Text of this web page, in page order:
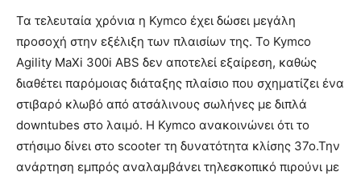
Τα τελευταία χρόνια η Kymco έχει δώσει μεγάλη
προσοχή στην εξέλιξη των πλαισίων της. Το Kymco
Agility MaXi 300i ABS δεν αποτελεί εξαίρεση, καθώς
διαθέτει παρόμοιας διάταξης πλαίσιο που σχηματίζει ένα
στιβαρό κλωβό από ατσάλινους σωλήνες με διπλά
downtubes στο λαιμό. Η Kymco ανακοινώνει ότι το
στήσιμο δίνει στο scooter τη δυνατότητα κλίσης 37ο.Την
ανάρτηση εμπρός αναλαμβάνει τηλεσκοπικό πιρούνι με